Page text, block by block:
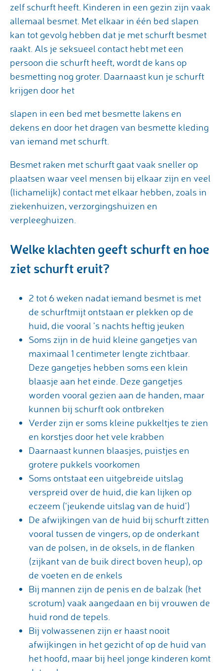
zelf schurft heeft. Kinderen in een gezin zijn vaak
allemaal besmet. Met elkaar in één bed slapen
kan tot gevolg hebben dat je met schurft besmet
raakt. Als je seksueel contact hebt met een
persoon die schurft heeft, wordt de kans op
besmetting nog groter. Daarnaast kun je schurft
krijgen door het
slapen in een bed met besmette lakens en
dekens en door het dragen van besmette kleding
van iemand met schurft.
Besmet raken met schurft gaat vaak sneller op
plaatsen waar veel mensen bij elkaar zijn en veel
(lichamelijk) contact met elkaar hebben, zoals in
ziekenhuizen, verzorgingshuizen en
verpleeghuizen.
Welke klachten geeft schurft en hoe
ziet schurft eruit?
2 tot 6 weken nadat iemand besmet is met
de schurftmijt ontstaan er plekken op de
huid, die vooral ’s nachts heftig jeuken
Soms zijn in de huid kleine gangetjes van
maximaal 1 centimeter lengte zichtbaar.
Deze gangetjes hebben soms een klein
blaasje aan het einde. Deze gangetjes
worden vooral gezien aan de handen, maar
kunnen bij schurft ook ontbreken
Verder zijn er soms kleine pukkeltjes te zien
en korstjes door het vele krabben
Daarnaast kunnen blaasjes, puistjes en
grotere pukkels voorkomen
Soms ontstaat een uitgebreide uitslag
verspreid over de huid, die kan lijken op
eczeem (‘jeukende uitslag van de huid’)
De afwijkingen van de huid bij schurft zitten
vooral tussen de vingers, op de onderkant
van de polsen, in de oksels, in de flanken
(zijkant van de buik direct boven heup), op
de voeten en de enkels
Bij mannen zijn de penis en de balzak (het
scrotum) vaak aangedaan en bij vrouwen de
huid rond de tepels.
Bij volwassenen zijn er haast nooit
afwijkingen in het gezicht of op de huid van
het hoofd, maar bij heel jonge kinderen komt